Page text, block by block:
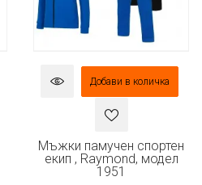
Добави в количка
Мъжки памучен спортен
екип , Raymond, модел
1951